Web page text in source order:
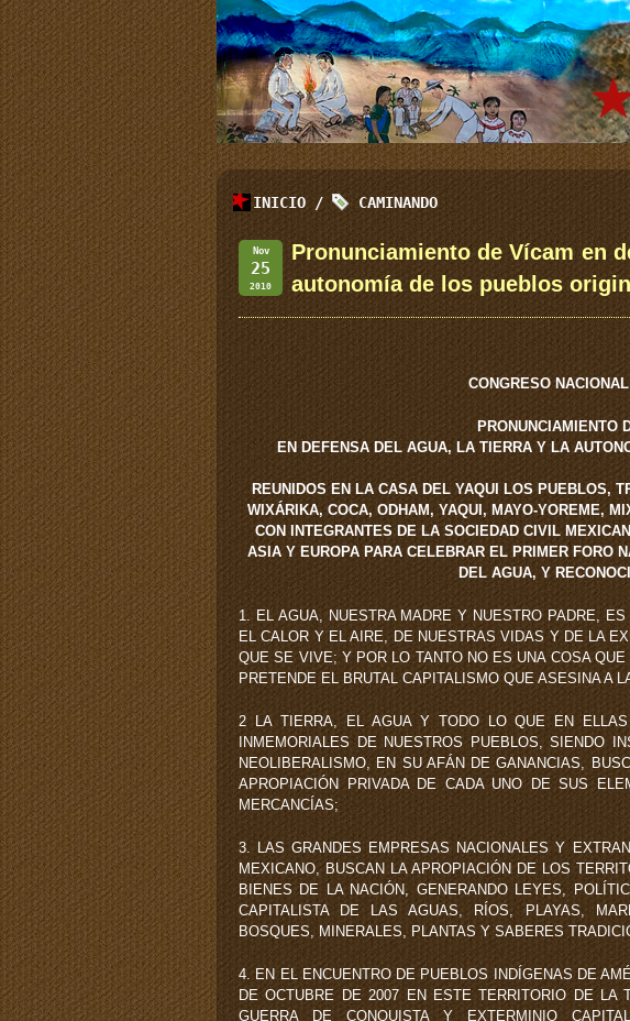
INICIO / CAMINANDO
Nov
25
2010
Pronunciamiento de Vícam en
autonomía de los pueblos
CONGRESO
PRONUNCIAMIENTO
EN DEFENSA DEL AGUA, LA TIERRA Y LA
REUNIDOS EN LA CASA DEL YAQUI LOS PUEBLOS,
WIXÁRIKA, COCA, ODHAM, YAQUI, MAYO-YOREME,
CON INTEGRANTES DE LA SOCIEDAD CIVIL
ASIA Y EUROPA PARA CELEBRAR EL PRIMER FORO
DEL AGUA, Y
1. EL AGUA, NUESTRA MADRE Y NUESTRO PADRE,
EL CALOR Y EL AIRE, DE NUESTRAS VIDAS Y DE LA
QUE SE VIVE; Y POR LO TANTO NO ES UNA COSA
PRETENDE EL BRUTAL CAPITALISMO QUE ASESINA A
2 LA TIERRA, EL AGUA Y TODO LO QUE EN
INMEMORIALES DE NUESTROS PUEBLOS, SIENDO
NEOLIBERALISMO, EN SU AFÁN DE GANANCIAS,
APROPIACIÓN PRIVADA DE CADA UNO DE SUS
MERCANCÍAS;
3. LAS GRANDES EMPRESAS NACIONALES Y
MEXICANO, BUSCAN LA APROPIACIÓN DE LOS
BIENES DE LA NACIÓN, GENERANDO LEYES,
CAPITALISTA DE LAS AGUAS, RÍOS, PLAYAS,
BOSQUES, MINERALES, PLANTAS Y SABERES
4. EN EL ENCUENTRO DE PUEBLOS INDÍGENAS DE
DE OCTUBRE DE 2007 EN ESTE TERRITORIO DE LA
GUERRA DE CONQUISTA Y EXTERMINIO